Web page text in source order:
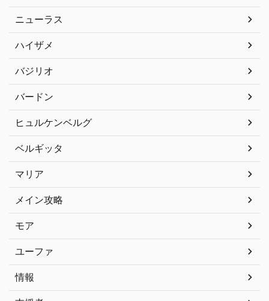
ニューラス
ハイザメ
バジリオ
バードン
ヒュルケンベルグ
ベルギッタ
マリア
メイン攻略
モア
ユーファ
情報